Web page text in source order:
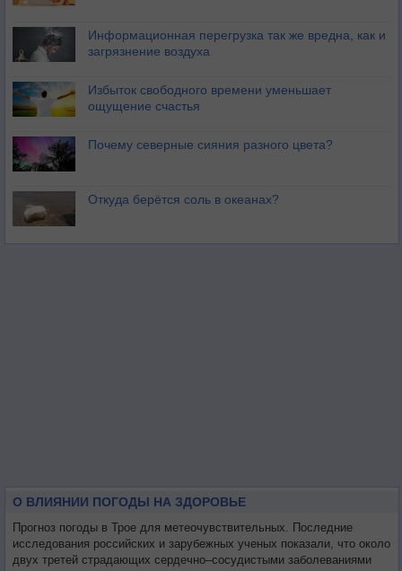
Информационная перегрузка так же вредна, как и
загрязнение воздуха
Избыток свободного времени уменьшает
ощущение счастья
Почему северные сияния разного цвета?
Откуда берётся соль в океанах?
О ВЛИЯНИИ ПОГОДЫ НА ЗДОРОВЬЕ
Прогноз погоды в Трое для метеочувствительных. Последние
исследования российских и зарубежных ученых показали, что около
двух третей страдающих сердечно–сосудистыми заболеваниями